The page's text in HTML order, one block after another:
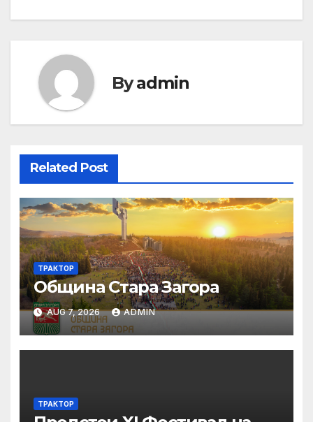
Byadmin
Related Post
ТРАКТОР
Община Стара Загора
AUG 7, 2026 ADMIN
ТРАКТОР